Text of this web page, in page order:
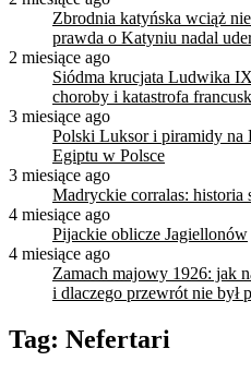
Zbrodnia katyńska wciąż
prawda o Katyniu nadal
2 miesiące ago
Siódma krucjata Ludwika
choroby i katastrofa
3 miesiące ago
Polski Luksor i piramidy na
Egiptu w Polsce
3 miesiące ago
Madryckie corralas: historia
4 miesiące ago
Pijackie oblicze Jagiellonów
4 miesiące ago
Zamach majowy 1926: jak
i dlaczego przewrót nie był
Tag: Nefertari